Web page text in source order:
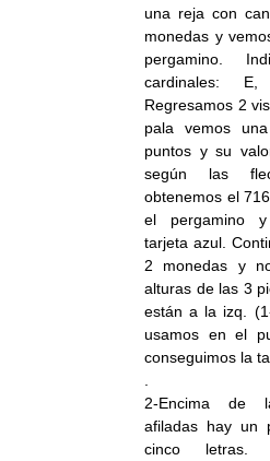
una reja con
monedas y
pergamino.
cardinales:
Regresamos 2
pala vemos
puntos y su
según las
obtenemos el
el pergamino y
tarjeta azul.
2 monedas y
alturas de las 3
están a la izq.
usamos en el
conseguimos la
2-Encima de
afiladas hay un
cinco letras.